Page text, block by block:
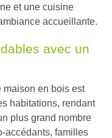
et une cuisine
accueillante.
avec un
maison en bois est
habitations, rendant
plus grand nombre
accédants, familles